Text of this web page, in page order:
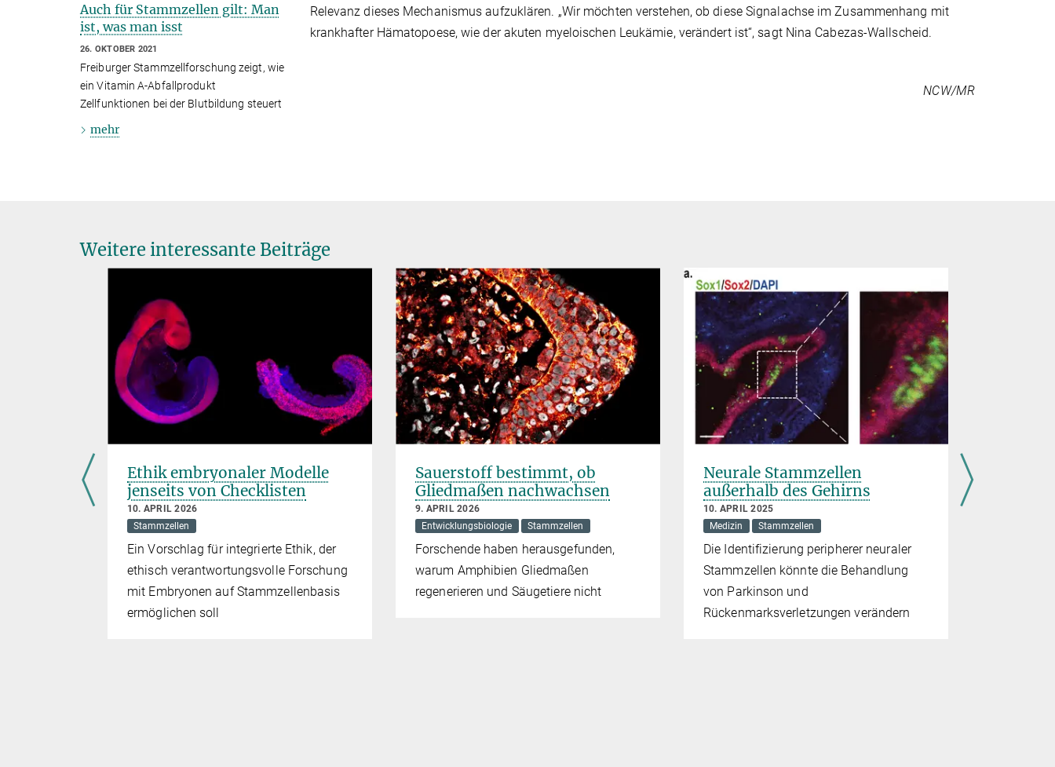
Relevanz dieses Mechanismus aufzuklären. „Wir möchten verstehen, ob diese Signalachse im Zusammenhang mit
krankhafter Hämatopoese, wie der akuten myeloischen Leukämie, verändert ist“, sagt Nina Cabezas-Wallscheid.
NCW/MR
Auch für Stammzellen gilt: Man
ist, was man isst
26. OKTOBER 2021
Freiburger Stammzellforschung zeigt, wie
ein Vitamin A-Abfallprodukt
Zellfunktionen bei der Blutbildung steuert
mehr
Weitere interessante Beiträge
Ethik embryonaler Modelle
jenseits von Checklisten
10. APRIL 2026
Stammzellen
Ein Vorschlag für integrierte Ethik, der
ethisch verantwortungsvolle Forschung
mit Embryonen auf Stammzellenbasis
ermöglichen soll
Sauerstoff bestimmt, ob
Gliedmaßen nachwachsen
9. APRIL 2026
Entwicklungsbiologie
Stammzellen
Forschende haben herausgefunden,
warum Amphibien Gliedmaßen
regenerieren und Säugetiere nicht
Neurale Stammzellen
außerhalb des Gehirns
10. APRIL 2025
Medizin
Stammzellen
Die Identifizierung peripherer neuraler
Stammzellen könnte die Behandlung
von Parkinson und
Rückenmarksverletzungen verändern